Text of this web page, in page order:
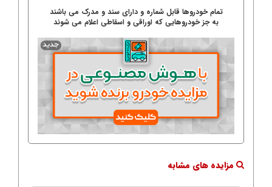
تمام خودروها قابل شماره و دارای سند و مدرک می باشند
به جز خودروهایی که اوراقی و اسقاطی اعلام می شوند
مزایده های مشابه